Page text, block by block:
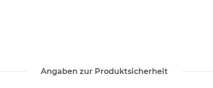
Angaben zur Produktsicherheit